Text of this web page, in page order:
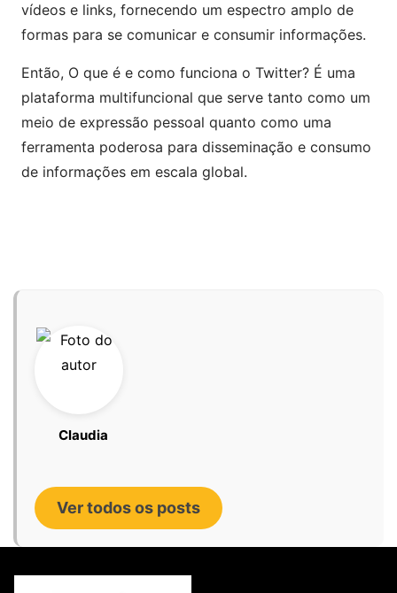
vídeos e links, fornecendo um espectro amplo de
formas para se comunicar e consumir informações.
Então, O que é e como funciona o Twitter? É uma
plataforma multifuncional que serve tanto como um
meio de expressão pessoal quanto como uma
ferramenta poderosa para disseminação e consumo
de informações em escala global.
Claudia
Ver todos os posts